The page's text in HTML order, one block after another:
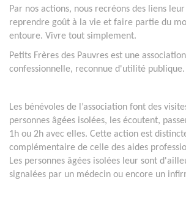
Par nos actions, nous recréons des liens
reprendre goût à la vie et faire partie du
entoure. Vivre tout simplement.
Petits Frères des Pauvres est une
confessionnelle, reconnue d'utilité publique.
Les bénévoles de l’association font des
personnes âgées isolées, les écoutent,
1h ou 2h avec elles. Cette action est
complémentaire de celle des aides
Les personnes âgées isolées leur sont
signalées par un médecin ou encore un